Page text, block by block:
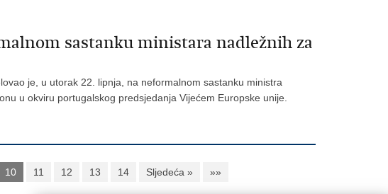
sastanku ministara nadležnih za
je, u utorak 22. lipnja, na neformalnom sastanku ministra
u okviru portugalskog predsjedanja Vijećem Europske unije.
10 11 12 13 14 Sljedeća » »»